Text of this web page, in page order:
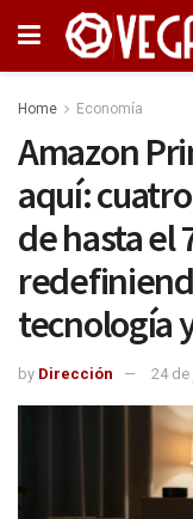
Home Economía
Amazon
aquí:
de hasta el
tecnología
by Dirección 24 de